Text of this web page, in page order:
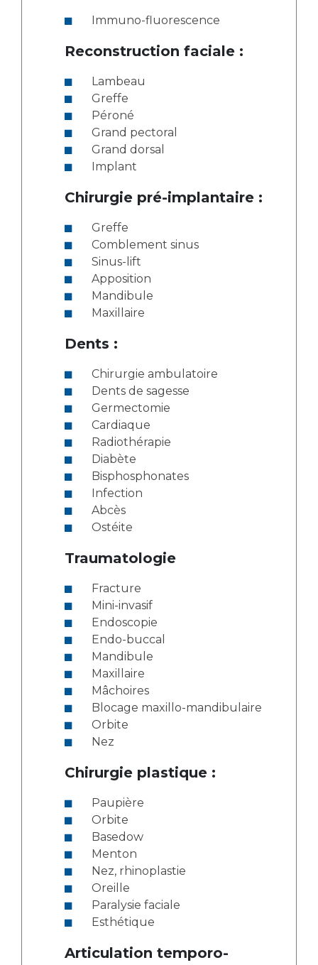
Immuno-fluorescence
Reconstruction faciale :
Lambeau
Greffe
Péroné
Grand pectoral
Grand dorsal
Implant
Chirurgie pré-implantaire :
Greffe
Comblement sinus
Sinus-lift
Apposition
Mandibule
Maxillaire
Dents :
Chirurgie ambulatoire
Dents de sagesse
Germectomie
Cardiaque
Radiothérapie
Diabète
Bisphosphonates
Infection
Abcès
Ostéite
Traumatologie
Fracture
Mini-invasif
Endoscopie
Endo-buccal
Mandibule
Maxillaire
Mâchoires
Blocage maxillo-mandibulaire
Orbite
Nez
Chirurgie plastique :
Paupière
Orbite
Basedow
Menton
Nez, rhinoplastie
Oreille
Paralysie faciale
Esthétique
Articulation temporo-